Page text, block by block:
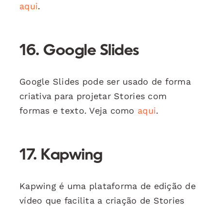
aqui.
16. Google Slides
Google Slides pode ser usado de forma
criativa para projetar Stories com
formas e texto. Veja como aqui.
17. Kapwing
Kapwing é uma plataforma de edição de
vídeo que facilita a criação de Stories